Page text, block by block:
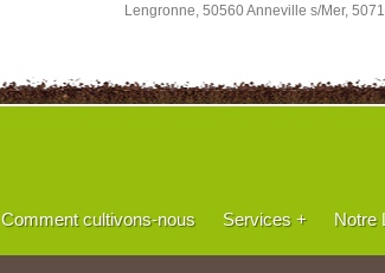
Lengronne, 50560 Anneville s/Mer,
Comment cultivons-nous Services + Notre